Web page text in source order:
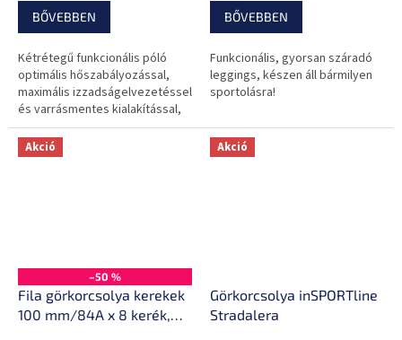
BŐVEBBEN
Kétrétegű funkcionális póló
optimális hőszabályozással,
maximális izzadságelvezetéssel
és varrásmentes kialakítással,
ideális a maximális
igénybevételhez!
BŐVEBBEN
Funkcionális, gyorsan száradó
leggings, készen áll bármilyen
sportolásra!
Akció
–50 %
Fila görkorcsolya kerekek
100 mm/84A x 8 kerék,
Akció
Görkorcsolya inSPORTline
Stradalera